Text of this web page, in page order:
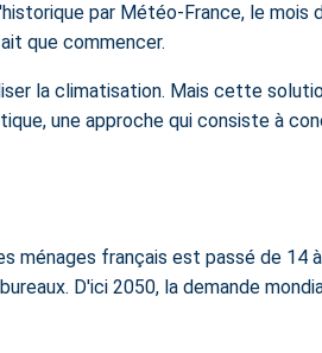
par Météo-France, le mois
que commencer.
la climatisation. Mais cette
une approche qui consiste à
français est passé de 14
D'ici 2050, la demande